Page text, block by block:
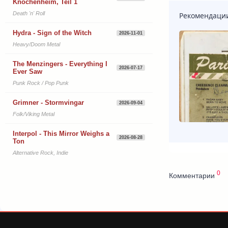
Комментарии 0
Knochenheim, Teil 1
Death 'n' Roll
Hydra - Sign of the Witch 2026-11-01
Heavy/Doom Metal
The Menzingers - Everything I
Ever Saw
2026-07-17
Punk Rock / Pop Punk
Grimner - Stormvingar 2026-09-04
Folk/Viking Metal
Interpol - This Mirror Weighs a
Ton
2026-08-28
Alternative Rock, Indie